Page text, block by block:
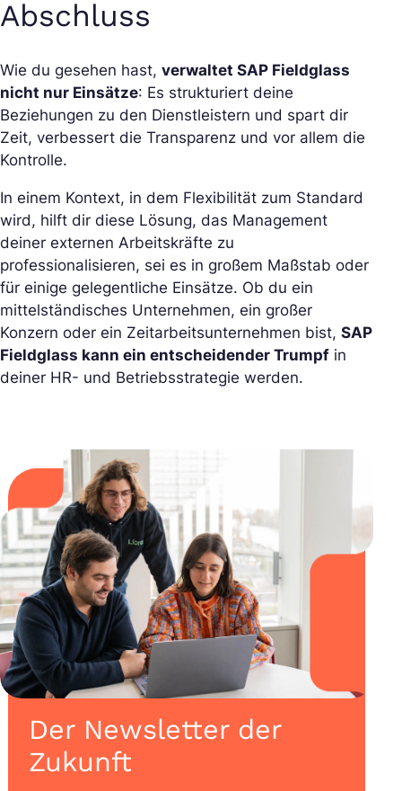
Abschluss
Wie du gesehen hast, verwaltet SAP Fieldglass
nicht nur Einsätze: Es strukturiert deine
Beziehungen zu den Dienstleistern und spart dir
Zeit, verbessert die Transparenz und vor allem die
Kontrolle.
In einem Kontext, in dem Flexibilität zum Standard
wird, hilft dir diese Lösung, das Management
deiner externen Arbeitskräfte zu
professionalisieren, sei es in großem Maßstab oder
für einige gelegentliche Einsätze. Ob du ein
mittelständisches Unternehmen, ein großer
Konzern oder ein Zeitarbeitsunternehmen bist, SAP
Fieldglass kann ein entscheidender Trumpf in
deiner HR- und Betriebsstrategie werden.
Der Newsletter der
Zukunft